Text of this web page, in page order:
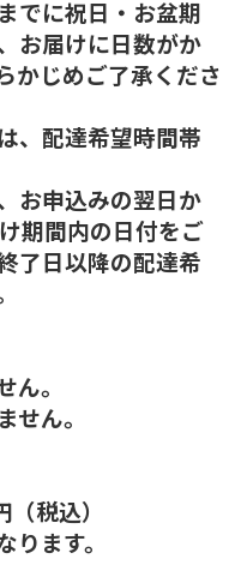
でに祝日・お盆期
お届けに日数がか
かじめご了承くださ
、配達希望時間帯
お申込みの翌日か
期間内の日付をご
了日以降の配達希
。
ん。
税込）
ます。